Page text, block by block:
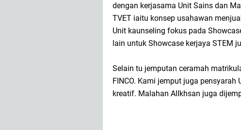
dengan kerjasama Unit Sains dan
TVET iaitu konsep usahawan
Unit kaunseling fokus pada
lain untuk Showcase kerjaya STEM
Selain tu jemputan ceramah
FINCO. Kami jemput juga
kreatif. Malahan AlIkhsan juga